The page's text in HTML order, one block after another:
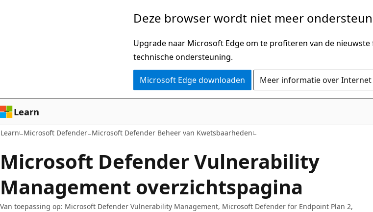
Deze browser wordt niet meer
Upgrade naar Microsoft Edge om te profiteren van de
technische ondersteuning.
Microsoft Edge downloaden Meer informatie over
Learn
Learn Microsoft Defender Microsoft Defender Beheer van Kwetsbaarheden
Microsoft Defender Vulnerability
Management overzichtspagina
Van toepassing op: Microsoft Defender Vulnerability Management, Microsoft Defender for Endpoint Plan 2,